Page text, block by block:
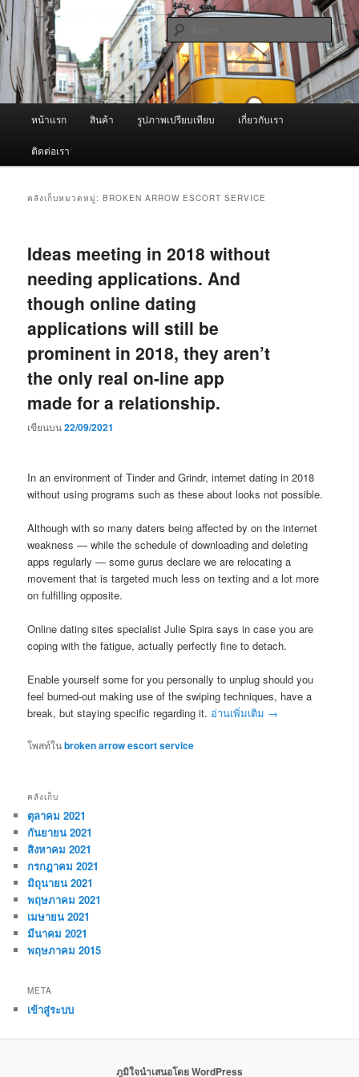
ข้าม
ไป
ยัง
เนื้อหา
หลัก
ข้าม
ไป
บทความ
รอง
ผู้นำเข้าเครื่องพ่นหมอกควัน Best
Fogger / Fogger One และ อะไหล่
จำหน่ายเครื่องพ่นหมอกควัน คุณภาพดี บริการด้วยความจริงใจ
ค้นหา
หน้าแรก สินค้า รูปภาพเปรียบเทียบ เกี่ยวกับเรา
ติดต่อเรา
คลังเก็บหมวดหมู่:BROKEN ARROW ESCORT SERVICE
Ideas meeting in 2018 without
needing applications. And
though online dating
applications will still be
prominent in 2018, they aren’t
the only real on-line app
made for a relationship.
เขียนบน22/09/2021
In an environment of Tinder and Grindr, internet dating in 2018
without using programs such as these about looks not possible.
Although with so many daters being affected by on the internet
weakness — while the schedule of downloading and deleting
apps regularly — some gurus declare we are relocating a
movement that is targeted much less on texting and a lot more
on fulfilling opposite.
Online dating sites specialist Julie Spira says in case you are
coping with the fatigue, actually perfectly fine to detach.
Enable yourself some for you personally to unplug should you
feel burned-out making use of the swiping techniques, have a
break, but staying specific regarding it. อ่านเพิ่มเติม →
โพสท์ในbroken arrow escort service
คลังเก็บ
ตุลาคม 2021
กันยายน 2021
สิงหาคม 2021
กรกฎาคม 2021
มิถุนายน 2021
พฤษภาคม 2021
เมษายน 2021
มีนาคม 2021
พฤษภาคม 2015
META
เข้าสู่ระบบ
ภูมิใจนำเสนอโดย WordPress